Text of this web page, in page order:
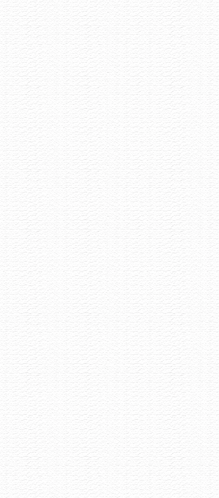
Degustace šumivých vín
13.7.2026
Šumivé víno má mnoho tváří a my Vás zveme,
abyste s námi ochutnali 8 unikátních kousků
vyselektovaných napříč Evropou.